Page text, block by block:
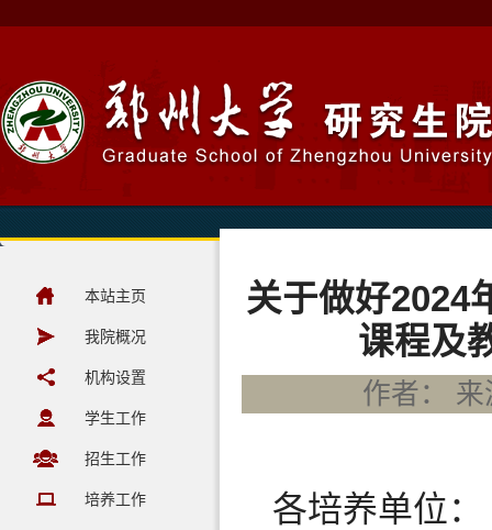
本站主页
我院概况
机构设置
学生工作
招生工作
培养工作
关于做好2024
课程及
作者：
各培养单位：